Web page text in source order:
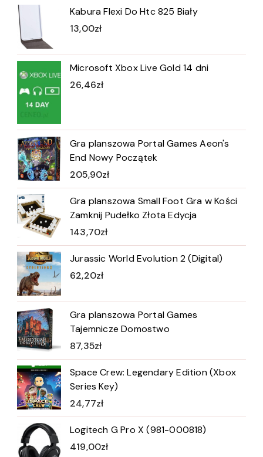
Kabura Flexi Do Htc 825 Biały
13,00zł
Microsoft Xbox Live Gold 14 dni
26,46zł
Gra planszowa Portal Games Aeon's
End Nowy Początek
205,90zł
Gra planszowa Small Foot Gra w Kości
Zamknij Pudełko Złota Edycja
143,70zł
Jurassic World Evolution 2 (Digital)
62,20zł
Gra planszowa Portal Games
Tajemnicze Domostwo
87,35zł
Space Crew: Legendary Edition (Xbox
Series Key)
24,77zł
Logitech G Pro X (981-000818)
419,00zł